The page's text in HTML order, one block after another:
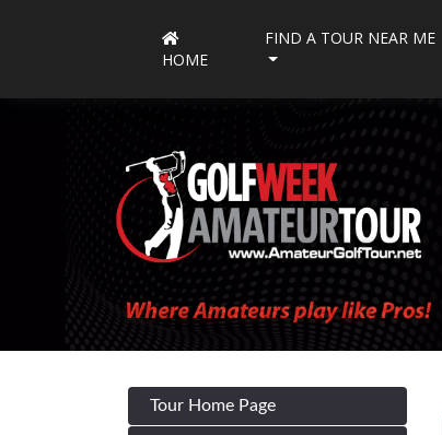
HOME
FIND A TOUR NEAR ME
Tour Home Page